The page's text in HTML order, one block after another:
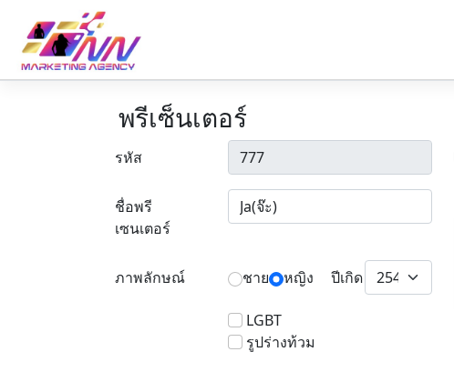
พรีเซ็นเตอร์
รหัส
ชื่อพรี
เซนเตอร์
ภาพลักษณ์ ชาย หญิง ปีเกิด
LGBT
รูปร่างท้วม